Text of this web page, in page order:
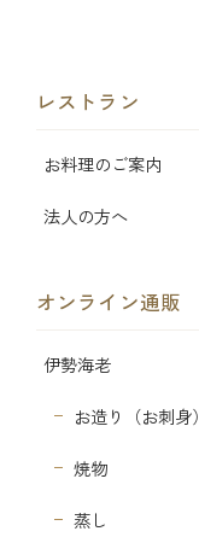
レストラン
お料理のご案内
法人の方へ
オンライン通販
伊勢海老
お造り（お刺身）
焼物
蒸し